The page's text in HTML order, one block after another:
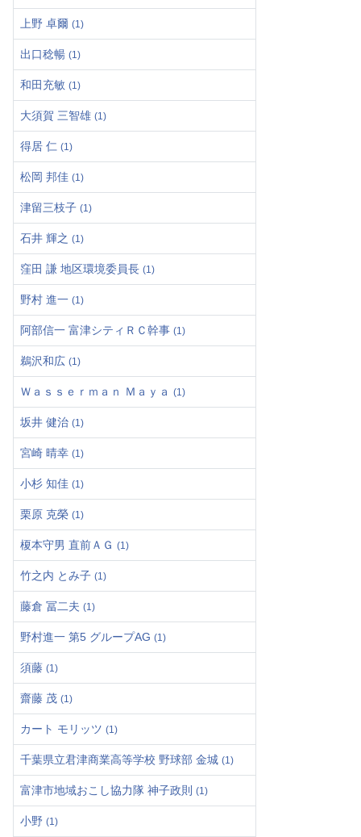
上野 卓爾 (1)
出口稔暢 (1)
和田充敏 (1)
大須賀 三智雄 (1)
得居 仁 (1)
松岡 邦佳 (1)
津留三枝子 (1)
石井 輝之 (1)
窪田 謙 地区環境委員長 (1)
野村 進一 (1)
阿部信一 富津シティＲＣ幹事 (1)
鵜沢和広 (1)
Ｗａｓｓｅｒｍａｎ Ｍａｙａ (1)
坂井 健治 (1)
宮崎 晴幸 (1)
小杉 知佳 (1)
栗原 克榮 (1)
榎本守男 直前ＡＧ (1)
竹之内 とみ子 (1)
藤倉 冨二夫 (1)
野村進一 第5 グループAG (1)
須藤 (1)
齋藤 茂 (1)
カート モリッツ (1)
千葉県立君津商業高等学校 野球部 金城 (1)
富津市地域おこし協力隊 神子政則 (1)
小野 (1)